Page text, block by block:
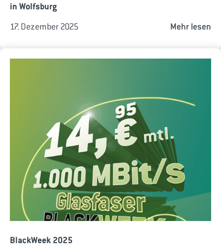
in Wolfsburg
17. Dezember 2025 Mehr lesen
BlackWeek 2025